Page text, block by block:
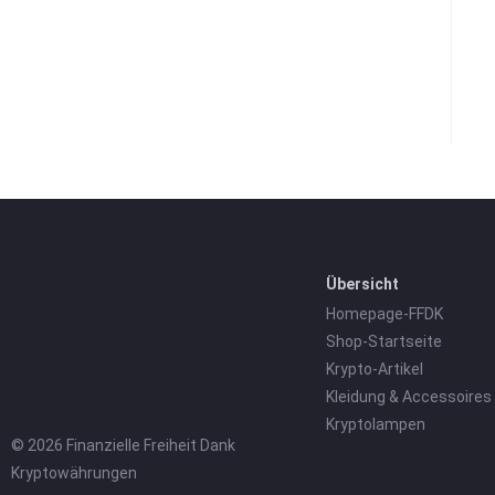
© 2026 Finanzielle Freiheit Dank
Kryptowährungen
Übersicht
Homepage-FFDK
Shop-Startseite
Krypto-Artikel
Kleidung & Accessoires
Kryptolampen